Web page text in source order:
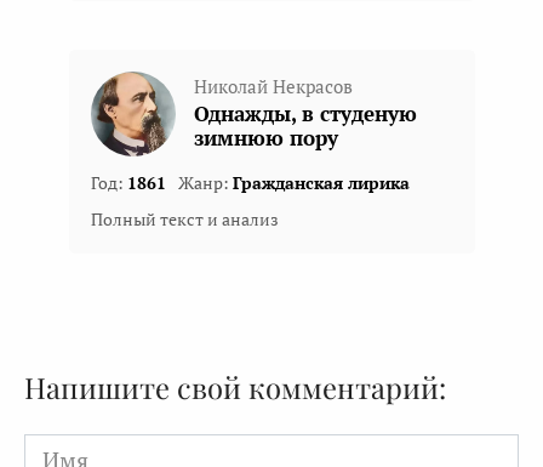
Николай Некрасов
Однажды, в студеную
зимнюю пору
Год: 1861 Жанр: Гражданская лирика
Полный текст и анализ
Напишите свой комментарий:
Имя